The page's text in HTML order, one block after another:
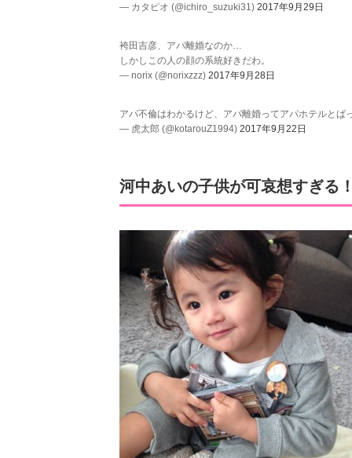
— カタピオ (@ichiro_suzuki31) 2017年9月29日
袴田吉彦、アパ離婚なのか…
しかしこの人の顔の系統好きだわ。
— norix (@norixzzz) 2017年9月28日
アパ不倫はわかるけど、アパ離婚ってアパホテルとば
— 虎太郎 (@kotarouZ1994) 2017年9月22日
河中あいの子供が可哀想すぎる